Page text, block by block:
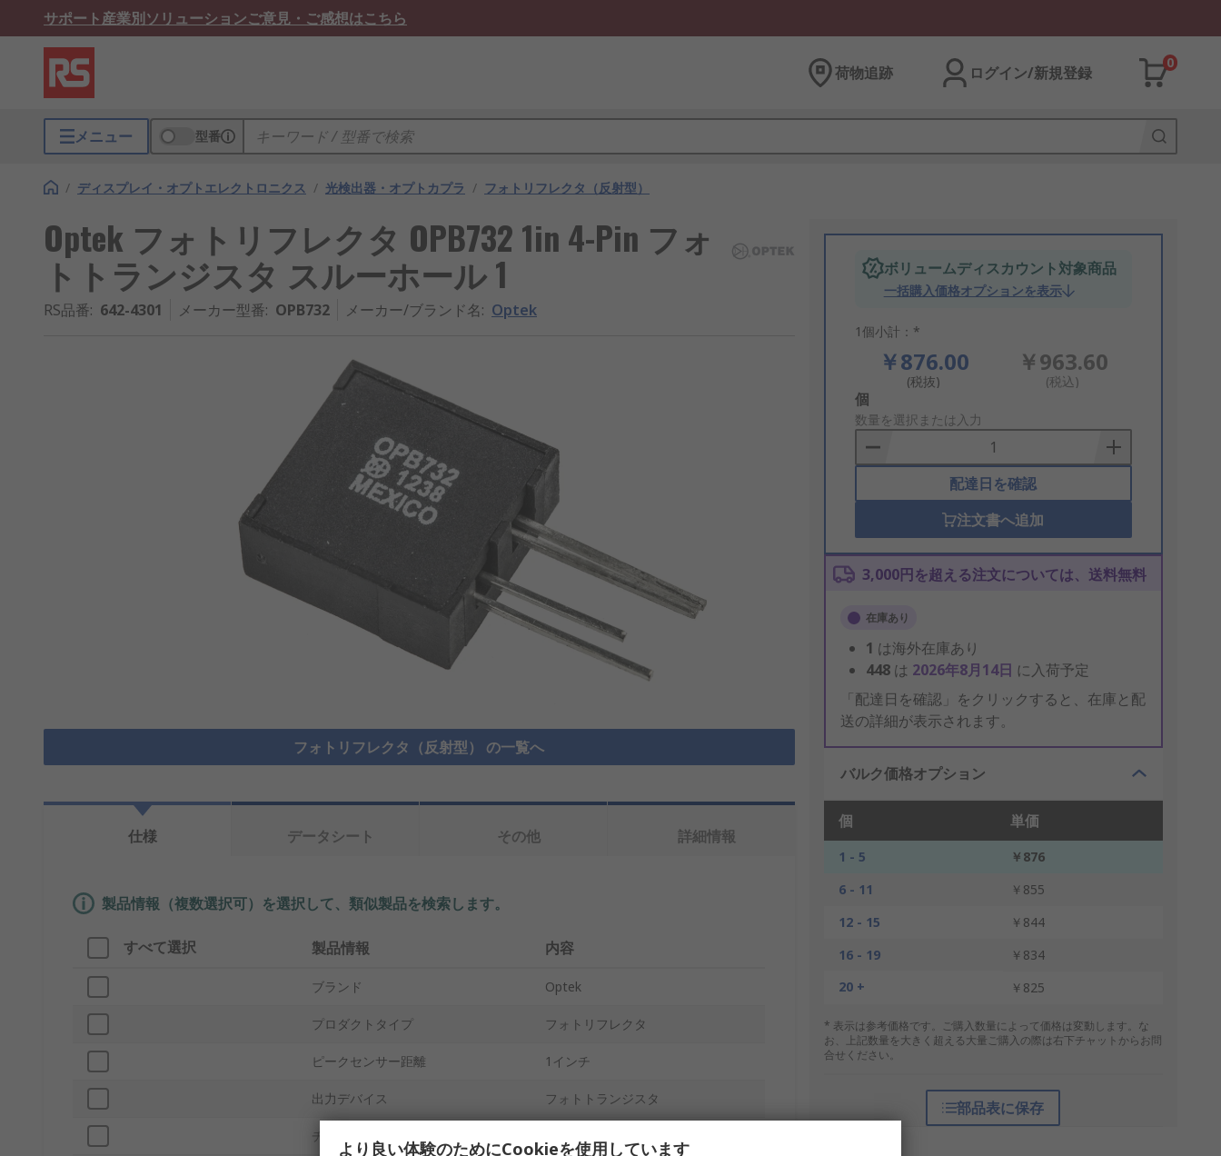
サポート産業別ソリューションご意見・ご感想はこちら
荷物追跡 ログイン/新規登録
0
メニュー 型番
/ ディスプレイ・オプトエレクトロニクス / 光検出器・オプトカプラ / フォトリフレクタ（反射型）
Optek フォトリフレクタ OPB732 1in 4-Pin フォ
トトランジスタ スルーホール 1
RS品番: 642-4301 メーカー型番: OPB732 メーカー/ブランド名: Optek
フォトリフレクタ（反射型） の一覧へ
ボリュームディスカウント対象商品
一括購入価格オプションを表示
1個小計：*
￥876.00
(税抜)
￥963.60
(税込)
Add
to
Basket
個
数量を選択または入力
配達日を確認
注文書へ追加
3,000円を超える注文については、送料無料
在庫あり
1 は海外在庫あり
448 は 2026年8月14日 に入荷予定
「配達日を確認」をクリックすると、在庫と配
送の詳細が表示されます。
バルク価格オプション
個 単価
1 - 5
￥876
6 - 11
￥855
12 - 15
￥844
16 - 19
￥834
20 +
￥825
* 表示は参考価格です。ご購入数量によって価格は変動します。な
お、上記数量を大きく超える大量ご購入の際は右下チャットからお問
合せください。
部品表に保存
仕様 データシート その他 詳細情報
製品情報（複数選択可）を選択して、類似製品を検索します。
すべて選択 製品情報 内容
ブランド Optek
プロダクトタイプ フォトリフレクタ
ピークセンサー距離 1インチ
出力デバイス フォトトランジスタ
チャンネルの数
より良い体験のためにCookieを使用しています